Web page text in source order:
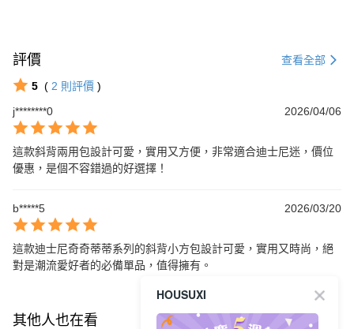
評價 查看全部
5 ( 2 則評價 )
j********0
2026/04/06
這款斜背兩用包設計可愛，實用又方便，非常適合迪士尼迷，價位
優惠，是個不容錯過的好選擇！
b*****5 2026/03/20
這款迪士尼奇奇蒂蒂系列的斜背小方包設計可愛，實用又時尚，絕
對是潮流愛好者的必備單品，值得擁有。
其他人也在看
HOUSUXI